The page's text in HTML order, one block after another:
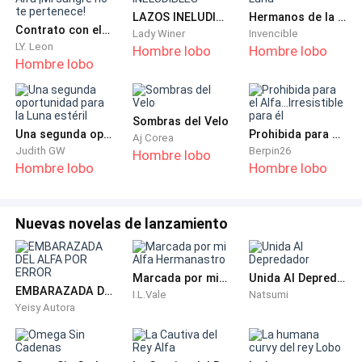
de esos labios carnosos que se le antojaban tan suaves.
La hizo suya en la imaginación y, por un momento, deseo
poder ser un hombre de nuevo, solo para tener a
oportunidad de acercarse a la dueña de esa exquisita
fragancia que gobernaba todos y cada uno de sus
sentidos.
De pronto, un sentimiento egoísta como nunca había
experimentado se apoderó de él, al ver la manera en
la cintura y la atraía hacia él. Quiso romper algo en ese
momento, la cabeza de ese sujeto parecía ser un buen
comienzo.
No pudo frenar a los instintos que lo hicieron caminar en
árboles que lo rodeaban para no ser descubierto. Era un
Contrato con el Alfa ¡Mi sangre no te pertenece!
LY. Leon
Hombre lobo
LAZOS INELUDIBLES
Lady Winer
Hombre lobo
Hermanos de la Luna
Invencible
Hombre lobo
Una segunda oportunidad para la Luna estéril
Judith GW
Hombre lobo
Sombras del Velo
Aj Corea
Hombre lobo
Prohibida para el Alfa...Irresistible para él
Berpin26
Hombre lobo
Nuevas novelas de lanzamiento
EMBARAZADA DEL ALFA POR ERROR
Yeisy Autora
Marcada por mi Alfa Hermanastro
I.L.Vale
Unida Al Depredador
Natsumi